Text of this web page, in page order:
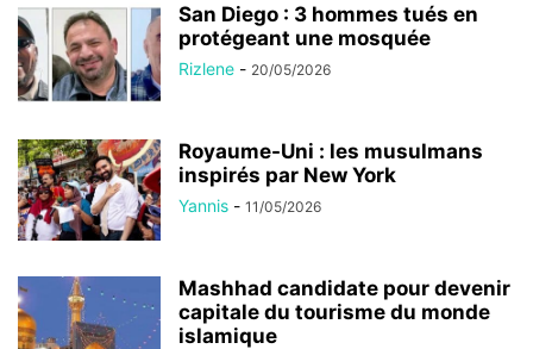
San Diego : 3 hommes tués en
protégeant une mosquée
Rizlene - 20/05/2026
Royaume-Uni : les musulmans
inspirés par New York
Yannis - 11/05/2026
Mashhad candidate pour devenir
capitale du tourisme du monde
islamique